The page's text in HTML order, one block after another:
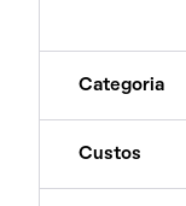
Categoria
Custos